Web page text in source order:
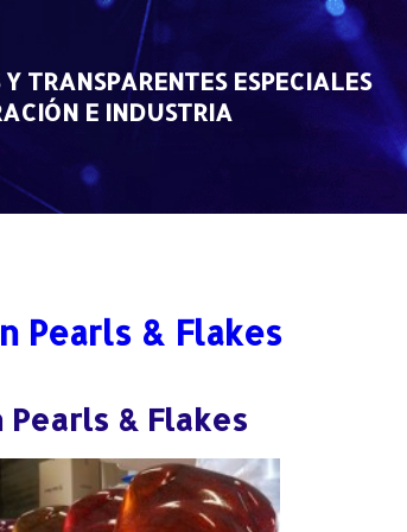
TRANSPARENTES ESPECIALES
E INDUSTRIA
Pearls & Flakes
& Flakes